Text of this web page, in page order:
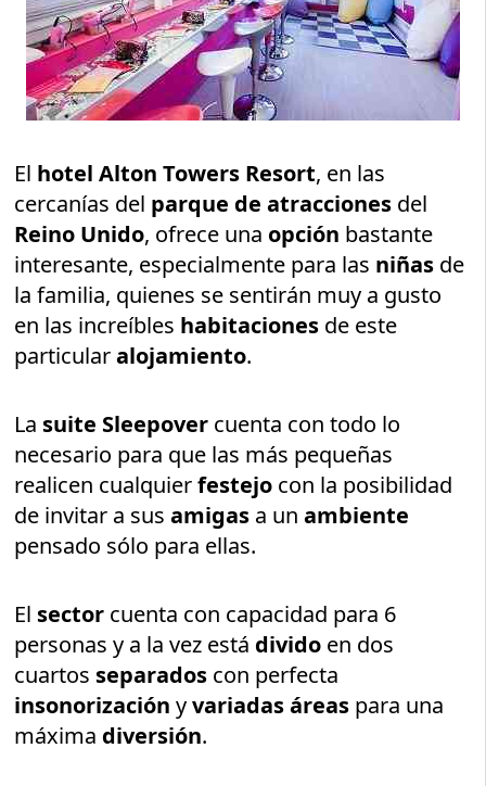
El hotel Alton Towers Resort, en las
cercanías del parque de atracciones del
Reino Unido, ofrece una opción bastante
interesante, especialmente para las niñas de
la familia, quienes se sentirán muy a gusto
en las increíbles habitaciones de este
particularalojamiento.
La suite Sleepover cuenta con todo lo
necesario para que las más pequeñas
realicen cualquierfestejo con la posibilidad
de invitar a susamigas a unambiente
pensado sólo para ellas.
El sector cuenta con capacidad para 6
personas y a la vez está divido en dos
cuartos separados con perfecta
insonorizaciónyvariadas áreas para una
máxima diversión.